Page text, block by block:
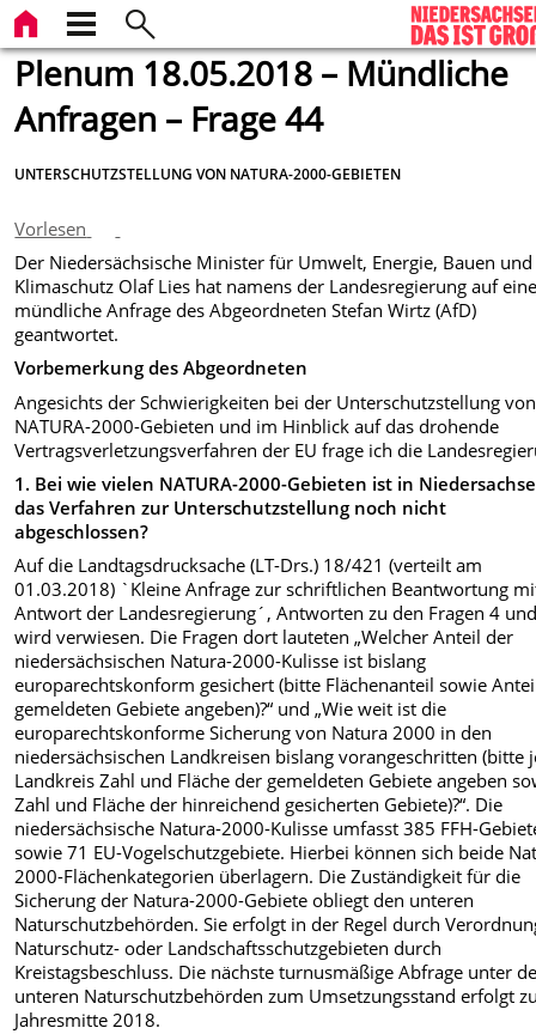
Plenum 18.05.2018 – Mündliche
Anfragen – Frage 44
UNTERSCHUTZSTELLUNG VON NATURA-2000-GEBIETEN
Vorlesen
Der Niedersächsische Minister für Umwelt, Energie, Bauen und
Klimaschutz Olaf Lies hat namens der Landesregierung auf
mündliche Anfrage des Abgeordneten Stefan Wirtz (AfD)
geantwortet.
Vorbemerkung des Abgeordneten
Angesichts der Schwierigkeiten bei der Unterschutzstellung von
NATURA-2000-Gebieten und im Hinblick auf das drohende
Vertragsverletzungsverfahren der EU frage ich die
1. Bei wie vielen NATURA-2000-Gebieten ist in
das Verfahren zur Unterschutzstellung noch nicht
abgeschlossen?
Auf die Landtagsdrucksache (LT-Drs.) 18/421 (verteilt am
01.03.2018) `Kleine Anfrage zur schriftlichen Beantwortung
Antwort der Landesregierung´, Antworten zu den Fragen 4
wird verwiesen. Die Fragen dort lauteten „Welcher Anteil der
niedersächsischen Natura-2000-Kulisse ist bislang
europarechtskonform gesichert (bitte Flächenanteil sowie
gemeldeten Gebiete angeben)?“ und „Wie weit ist die
europarechtskonforme Sicherung von Natura 2000 in den
niedersächsischen Landkreisen bislang vorangeschritten (bitte
Landkreis Zahl und Fläche der gemeldeten Gebiete angeben
Zahl und Fläche der hinreichend gesicherten Gebiete)?“. Die
niedersächsische Natura-2000-Kulisse umfasst 385 FFH-
sowie 71 EU-Vogelschutzgebiete. Hierbei können sich beide
2000-Flächenkategorien überlagern. Die Zuständigkeit für die
Sicherung der Natura-2000-Gebiete obliegt den unteren
Naturschutzbehörden. Sie erfolgt in der Regel durch
Naturschutz- oder Landschaftsschutzgebieten durch
Kreistagsbeschluss. Die nächste turnusmäßige Abfrage unter
unteren Naturschutzbehörden zum Umsetzungsstand erfolgt
Jahresmitte 2018.